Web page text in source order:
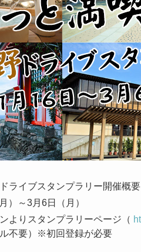
ライブスタンプラリー開催概要
）～3月6日（月）
よりスタンプラリーページ（
不要）※初回登録が必要